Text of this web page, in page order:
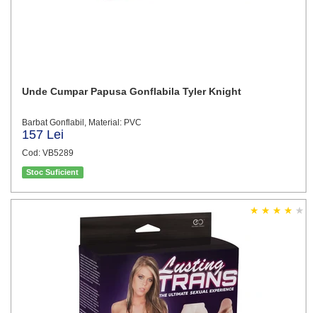
Unde Cumpar Papusa Gonflabila Tyler Knight
Barbat Gonflabil, Material: PVC
157 Lei
Cod: VB5289
Stoc Suficient